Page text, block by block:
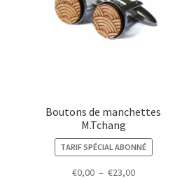
Boutons de manchettes
M.Tchang
TARIF SPÉCIAL ABONNÉ
€0,00 – €23,00Plage